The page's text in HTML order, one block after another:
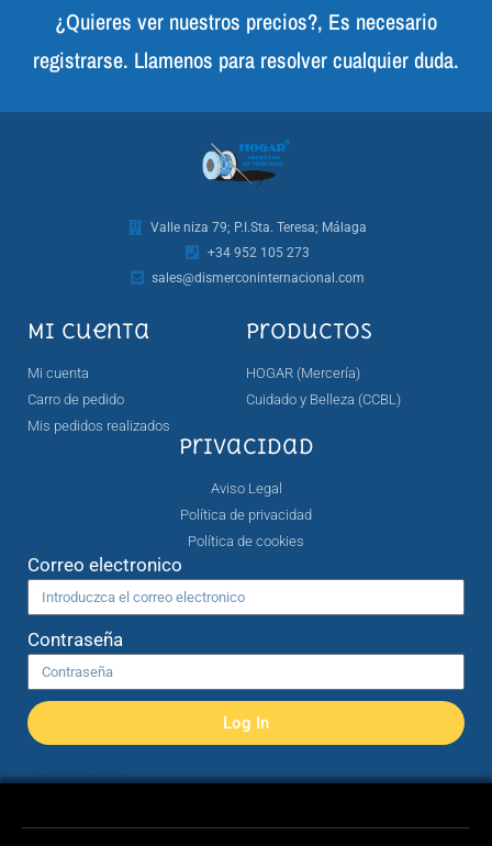
¿Quieres ver nuestros precios?, Es necesario
registrarse. Llamenos para resolver cualquier duda.
Valle niza 79; P.I.Sta. Teresa; Málaga
+34 952 105 273
sales@dismerconinternacional.com
Mi cuenta
Mi cuenta
Carro de pedido
Mis pedidos realizados
Productos
HOGAR (Mercería)
Cuidado y Belleza (CCBL)
Privacidad
Aviso Legal
Política de privacidad
Política de cookies
Correo electronico
Contraseña
Log In